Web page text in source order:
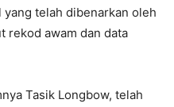
telah dibenarkan oleh
rekod awam dan data
Tasik Longbow, telah